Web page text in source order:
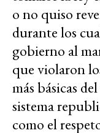
o no quiso
durante los
gobierno al
que violaron
más básicas
sistema
como el